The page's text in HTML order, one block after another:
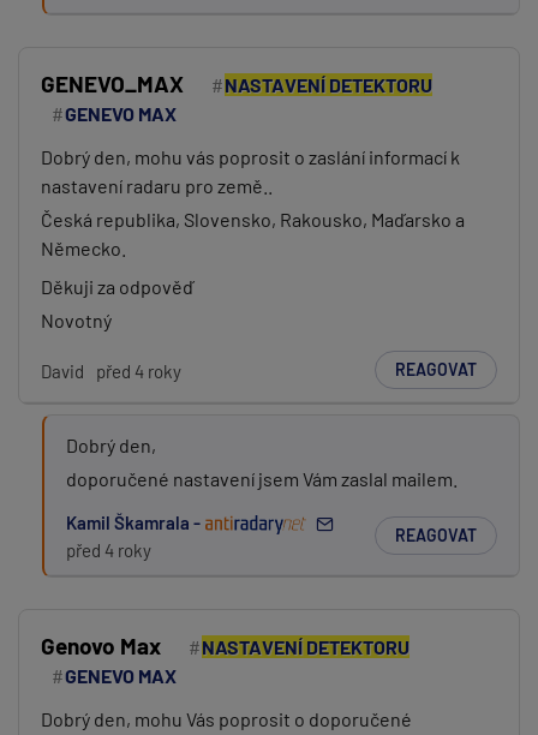
GENEVO_MAX
NASTAVENÍ DETEKTORU
GENEVO MAX
Dobrý den, mohu vás poprosit o zaslání informací k
nastavení radaru pro země..
Česká republika, Slovensko, Rakousko, Maďarsko a
Německo.
Děkuji za odpověď
Novotný
David před 4 roky REAGOVAT
Dobrý den,
doporučené nastavení jsem Vám zaslal mailem.
Kamil Škamrala -
před 4 roky
REAGOVAT
Genovo Max
NASTAVENÍ DETEKTORU
GENEVO MAX
Dobrý den, mohu Vás poprosit o doporučené